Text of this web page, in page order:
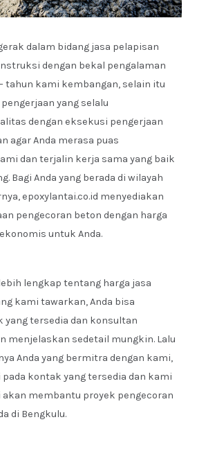
dalam bidang jasa pelapisan
dengan bekal pengalaman
tahun kami kembangan, selain itu
yang selalu
dengan eksekusi pengerjaan
agar Anda merasa puas
dan terjalin kerja sama yang baik
Bagi Anda yang berada di wilayah
epoxylantai.co.id menyediakan
pengecoran beton dengan harga
untuk Anda.
lengkap tentang harga jasa
kami tawarkan, Anda bisa
yang tersedia dan konsultan
menjelaskan sedetail mungkin. Lalu
Anda yang bermitra dengan kami,
kontak yang tersedia dan kami
membantu proyek pengecoran
di Bengkulu.